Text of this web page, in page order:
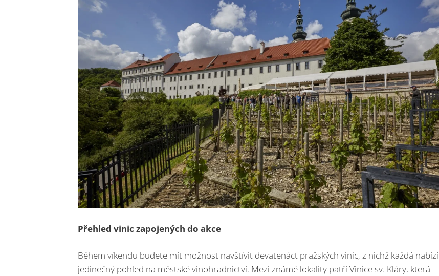
Přehled vinic zapojených do akce
Během víkendu budete mít možnost navštívit devatenáct pražských vinic, z nichž každá nabízí
jedinečný pohled na městské vinohradnictví. Mezi známé lokality patří Vinice sv. Kláry, která